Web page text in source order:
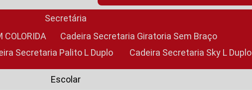
Secretária
COLORIDA
Cadeira Secretaria Giratoria Sem Braço
Secretaria Palito L Duplo Cadeira Secretaria Sky L Duplo
Escolar